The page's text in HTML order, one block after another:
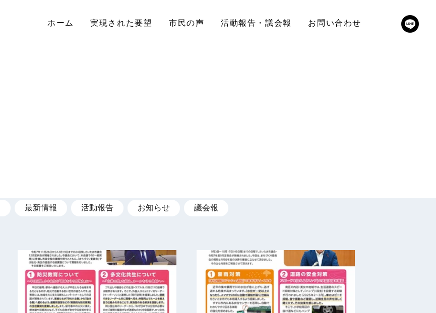
ホーム 実現された要望 市民の声 活動報告・議会報 お問い合わせ
最新情報 活動報告 お知らせ 議会報